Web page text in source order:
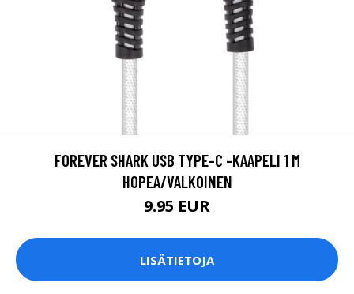
FOREVER SHARK USB TYPE-C -KAAPELI 1 M
HOPEA/VALKOINEN
9.95 EUR
LISÄTIETOJA